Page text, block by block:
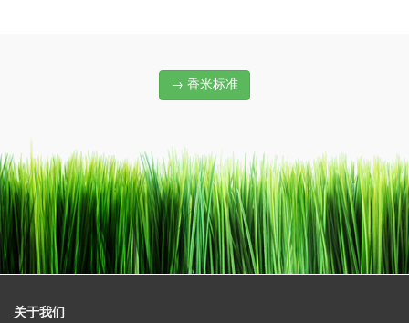
→ 香米标准
关于我们